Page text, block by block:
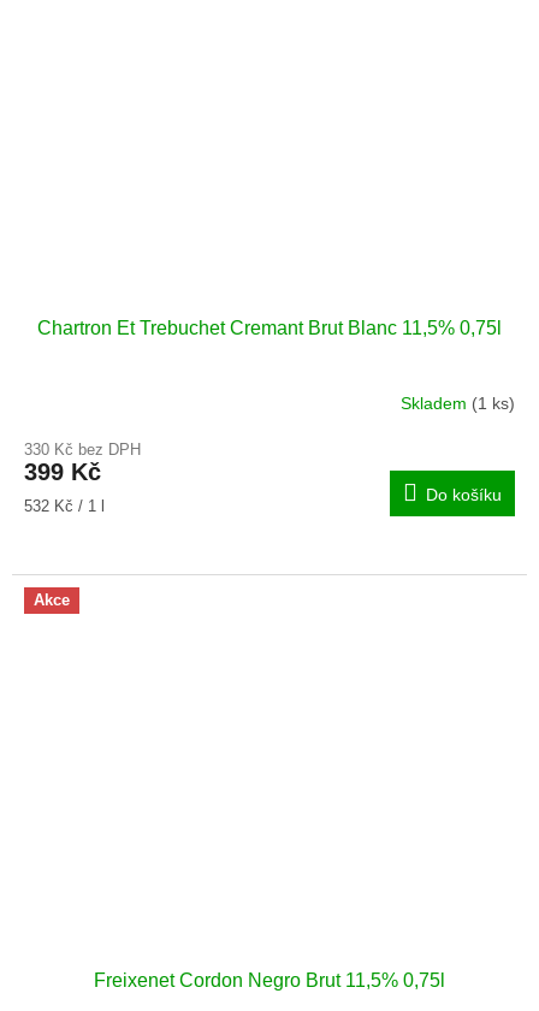
Chartron Et Trebuchet Cremant Brut Blanc 11,5% 0,75l
Skladem (1 ks)
330 Kč bez DPH
399 Kč
Měrná
532 Kč / 1 l
Do košíku
Akce
Freixenet Cordon Negro Brut 11,5% 0,75l